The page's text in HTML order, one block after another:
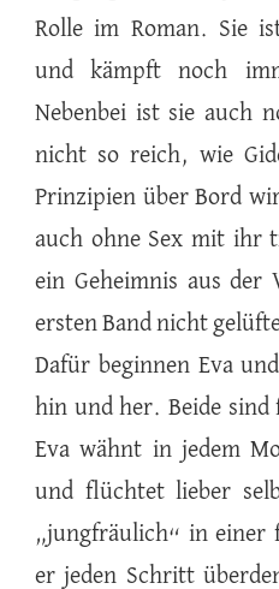
Rolle im Roman. Sie
und kämpft noch
Nebenbei ist sie auch
nicht so reich, wie
Prinzipien über Bord
auch ohne Sex mit ihr
ein Geheimnis aus der
ersten Band nicht
Dafür beginnen Eva
hin und her. Beide
Eva wähnt in jedem
und flüchtet lieber
„jungfräulich“ in einer
er jeden Schritt